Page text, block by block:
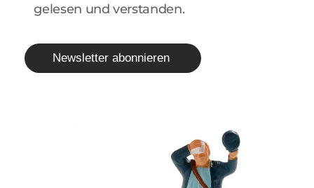
gelesen und verstanden.